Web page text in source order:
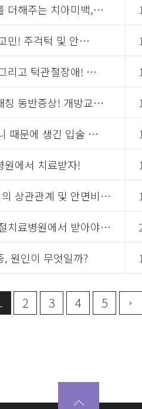
더해주는 치아미백,…
민! 주걱턱 및 안…
리고 턱관절장애! …
칭 동반증상! 개방교…
때문에 생긴 입술 …
원에서 치료받자!
상관관계 및 안면비…
치료병원에서 받아야…
원인이 무엇일까?
2 3 4 5